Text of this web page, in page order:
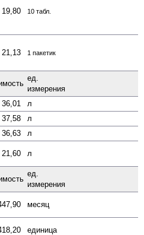
19,80 10 табл.
21,13 1 пакетик
ед.
измерения
36,01
л
37,58
л
36,63
л
21,60 л
ед.
измерения
месяц
единица